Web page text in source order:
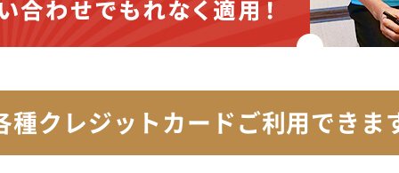
種クレジットカードご利用できま